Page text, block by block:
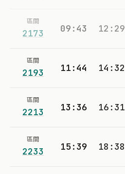
區間
2173 09:43 12:29
區間
2193 11:44 14:32
區間
2213 13:36 16:31
區間
2233 15:39 18:38